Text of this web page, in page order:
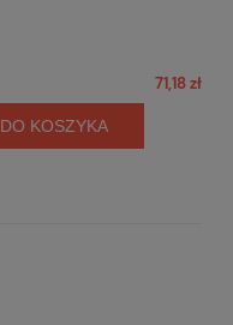
71,18 zł
DO KOSZYKA